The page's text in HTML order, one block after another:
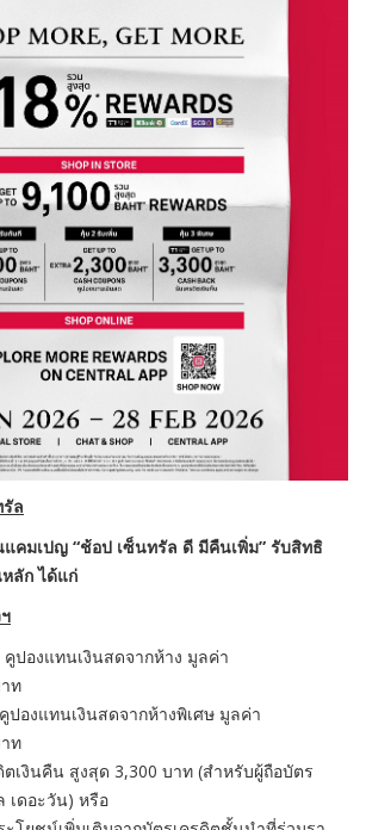
ล
มเปญ “ช้อป เซ็นทรัล ดี มีคืนเพิ่ม” รับสิทธิ
ลัก ได้แก่
คูปองแทนเงินสดจากห้าง มูลค่า
ท
คูปองแทนเงินสดจากห้างพิเศษ มูลค่า
ท
ตเงินคืน สูงสุด 3,300 บาท (สำหรับผู้ถือบัตร
เดอะวัน) หรือ